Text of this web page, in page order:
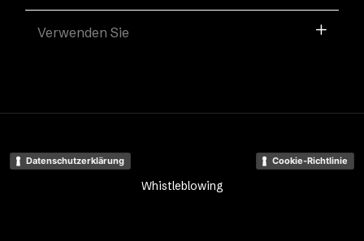
Verwenden Sie
Datenschutzerklärung Cookie-Richtlinie
Whistleblowing